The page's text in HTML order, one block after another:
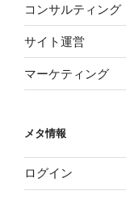
コンサルティング
サイト運営
マーケティング
メタ情報
ログイン